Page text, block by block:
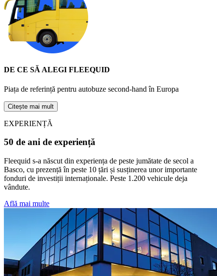
DE CE SĂ ALEGI FLEEQUID
Piața de referință pentru autobuze second-hand în Europa
Citește mai mult
EXPERIENȚĂ
50 de ani de experiență
Fleequid s-a născut din experiența de peste jumătate de secol a
Basco, cu prezență în peste 10 țări și susținerea unor importante
fonduri de investiții internaționale. Peste 1.200 vehicule deja
vândute.
Află mai multe